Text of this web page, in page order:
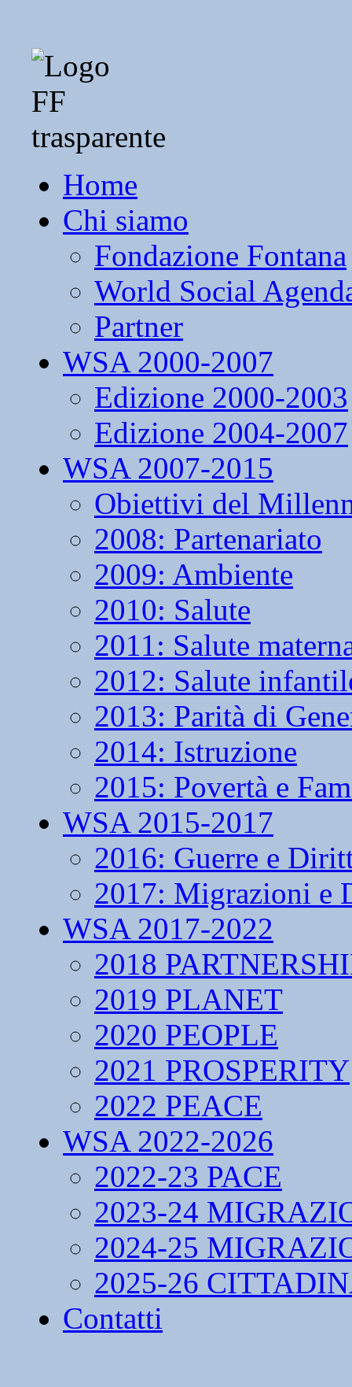
Home
Chi siamo
Fondazione Fontana
World Social
Partner
WSA 2000-2007
Edizione 2000-2003
Edizione 2004-2007
WSA 2007-2015
Obiettivi del
2008: Partenariato
2009: Ambiente
2010: Salute
2011: Salute
2012: Salute
2013: Parità di
2014: Istruzione
2015: Povertà e
WSA 2015-2017
2016: Guerre e
2017: Migrazioni e
WSA 2017-2022
2018
2019 PLANET
2020 PEOPLE
2021 PROSPERITY
2022 PEACE
WSA 2022-2026
2022-23 PACE
2023-24
2024-25
2025-26
Contatti